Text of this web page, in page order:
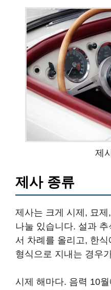
제
제사 종류
제사는 크게 시제, 묘
나눌 있습니다. 설과
서 차례를 올리고, 한식
형식으로 지내는 경우
시제 해마다. 음력 10